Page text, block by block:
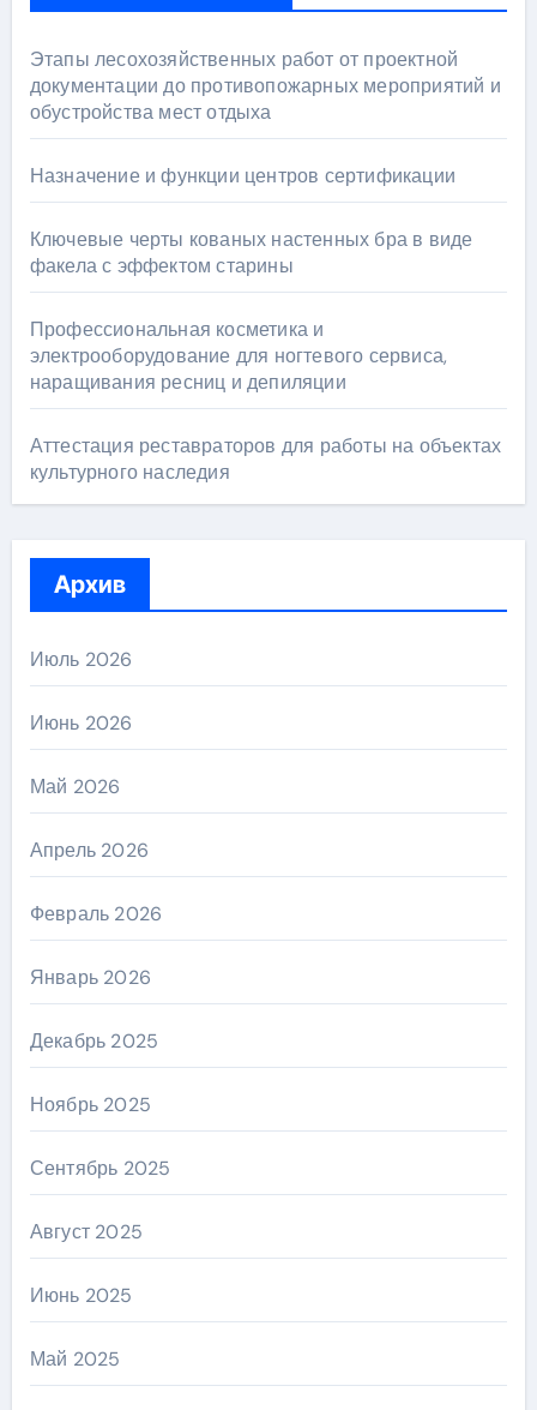
Этапы лесохозяйственных работ от проектной
документации до противопожарных мероприятий и
обустройства мест отдыха
Назначение и функции центров сертификации
Ключевые черты кованых настенных бра в виде
факела с эффектом старины
Профессиональная косметика и
электрооборудование для ногтевого сервиса,
наращивания ресниц и депиляции
Аттестация реставраторов для работы на объектах
культурного наследия
Архив
Июль 2026
Июнь 2026
Май 2026
Апрель 2026
Февраль 2026
Январь 2026
Декабрь 2025
Ноябрь 2025
Сентябрь 2025
Август 2025
Июнь 2025
Май 2025